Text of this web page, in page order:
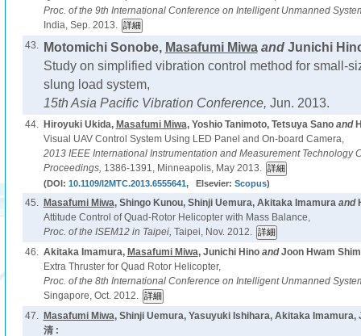
Proc. of the 9th International Conference on Intelligent Unmanned
India, Sep. 2013.
43.
Motomichi Sonobe, Masafumi Miwaand Junichi
Study on simplified vibration control method for small-
slung load system,
15th Asia Pacific Vibration Conference, Jun. 2013.
44. Hiroyuki Ukida, Masafumi Miwa, Yoshio Tanimoto, Tetsuya Sanoand
Visual UAV Control System Using LED Panel and On-board Camera,
2013 IEEE International Instrumentation and Measurement Technology
Proceedings, 1386-1391, Minneapolis, May 2013.
(DOI: 10.1109/I2MTC.2013.6555641, Elsevier: Scopus)
45. Masafumi Miwa, Shingo Kunou, Shinji Uemura, Akitaka Imamuraand
Attitude Control of Quad-Rotor Helicopter with Mass Balance,
Proc. of the ISEM12 in Taipei, Taipei, Nov. 2012.
46. Akitaka Imamura, Masafumi Miwa, Junichi HinoandJoon Hwam
Extra Thruster for Quad Rotor Helicopter,
Proc. of the 8th International Conference on Intelligent Unmanned
Singapore, Oct. 2012.
47.
Masafumi Miwa, Shinji Uemura, Yasuyuki Ishihara, Akitaka Imamura,
清 :